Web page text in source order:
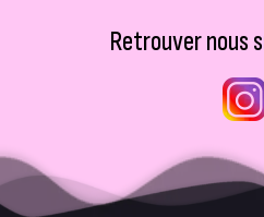
Retrouver nous